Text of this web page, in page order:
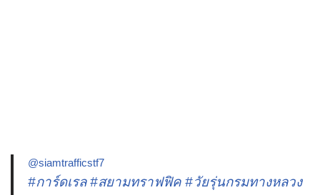
@siamtrafficstf7
#การ์ดเรล #สยามทราฟฟิค #วัยรุ่นกรมทางหลวง